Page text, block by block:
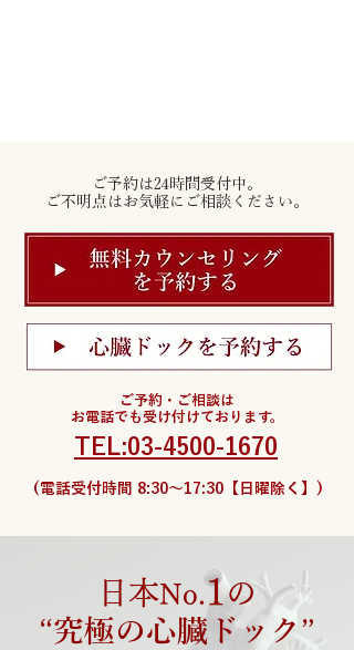
ご予約は24時間受付中。
ご不明点はお気軽にご相談ください。
ご予約・ご相談は
お電話でも受け付けております。
TEL:03-4500-1670
(電話受付時間 8:30〜17:30【日曜除く】)
日本No.1の
“究極の心臓ドック”